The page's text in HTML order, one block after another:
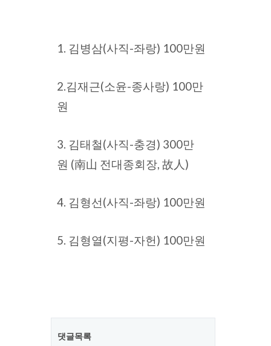
1. 김병삼(사직-좌랑) 100만원
2.김재근(소윤-종사랑) 100만
원
3. 김태철(사직-충경) 300만
원 (南山 전대종회장, 故人)
4. 김형선(사직-좌랑) 100만원
5. 김형열(지평-자헌) 100만원
댓글목록